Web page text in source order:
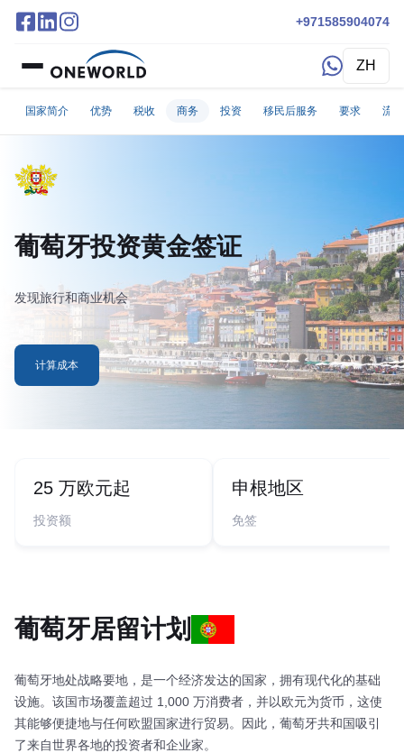
+971585904074
ZH
国家简介 优势 税收 商务 投资 移民后服务 要求 流
葡萄牙投资黄金签证
发现旅行和商业机会
计算成本
25 万欧元起
投资额
申根地区
免签
葡萄牙居留计划
葡萄牙地处战略要地，是一个经济发达的国家，拥有现代化的基础
设施。该国市场覆盖超过 1,000 万消费者，并以欧元为货币，这使
其能够便捷地与任何欧盟国家进行贸易。因此，葡萄牙共和国吸引
了来自世界各地的投资者和企业家。